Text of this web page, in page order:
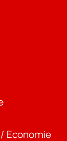
Economie